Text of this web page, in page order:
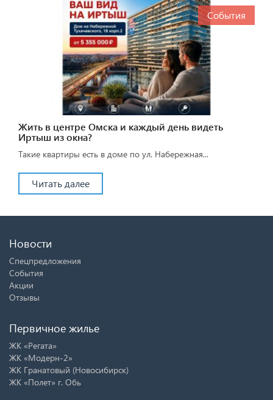
События
Жить в центре Омска и каждый день видеть
Иртыш из окна?
Такие квартиры есть в доме по ул. Набережная...
Читать далее
Новости
Спецпредложения
События
Акции
Отзывы
Первичное жилье
ЖК «Регата»
ЖК «Модерн-2»
ЖК Гранатовый (Новосибирск)
ЖК «Полет» г. Обь